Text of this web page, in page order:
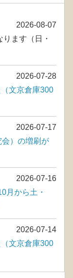
2026-08-07
ます（日・
2026-07-28
文京倉庫300
2026-07-17
会）の増刷が
2026-07-16
月から土・
2026-07-14
文京倉庫300